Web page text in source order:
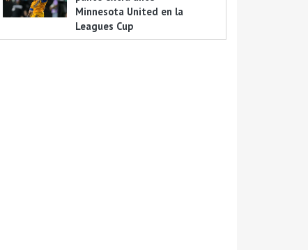
Minnesota United en la
Leagues Cup